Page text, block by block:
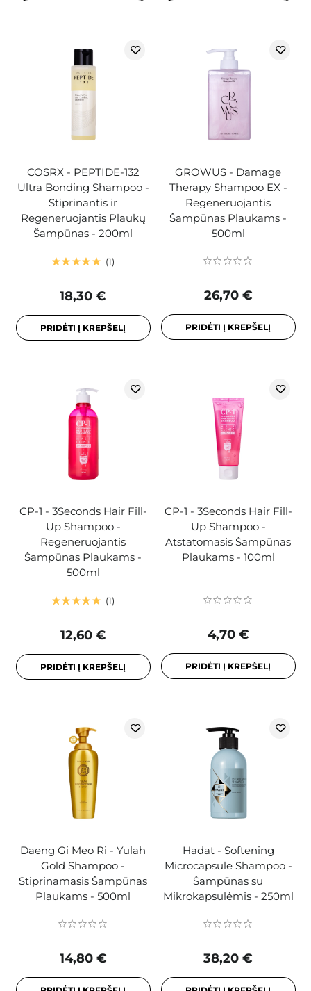
COSRX - PEPTIDE-132
Ultra Bonding Shampoo -
Stiprinantis ir
Regeneruojantis Plaukų
Šampūnas - 200ml
1
18,30 €
PRIDĖTI Į KREPŠELĮ
GROWUS - Damage
Therapy Shampoo EX -
Regeneruojantis
Šampūnas Plaukams -
500ml
26,70 €
PRIDĖTI Į KREPŠELĮ
CP-1 - 3Seconds Hair Fill-
Up Shampoo -
Regeneruojantis
Šampūnas Plaukams -
500ml
1
12,60 €
PRIDĖTI Į KREPŠELĮ
CP-1 - 3Seconds Hair Fill-
Up Shampoo -
Atstatomasis Šampūnas
Plaukams - 100ml
4,70 €
PRIDĖTI Į KREPŠELĮ
Daeng Gi Meo Ri - Yulah
Gold Shampoo -
Stiprinamasis Šampūnas
Plaukams - 500ml
14,80 €
Hadat - Softening
Microcapsule Shampoo -
Šampūnas su
Mikrokapsulėmis - 250ml
38,20 €